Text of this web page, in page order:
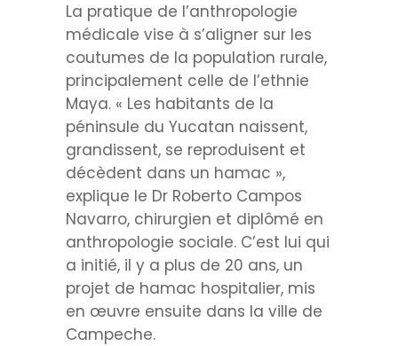
La pratique de l’anthropologie
médicale vise à s’aligner sur les
coutumes de la population rurale,
principalement celle de l’ethnie
Maya. « Les habitants de la
péninsule du Yucatan naissent,
grandissent, se reproduisent et
décèdent dans un hamac »,
explique le Dr Roberto Campos
Navarro, chirurgien et diplômé en
anthropologie sociale. C’est lui qui
a initié, il y a plus de 20 ans, un
projet de hamac hospitalier, mis
en œuvre ensuite dans la ville de
Campeche.